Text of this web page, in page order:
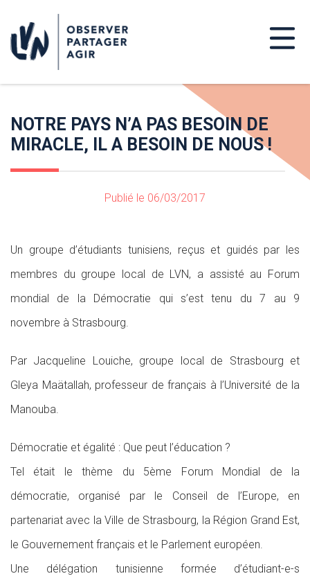
NOTRE PAYS N’A PAS BESOIN DE
MIRACLE, IL A BESOIN DE NOUS !
Publié le 06/03/2017
Un groupe d’étudiants tunisiens, reçus et guidés par les
membres du groupe local de LVN, a assisté au Forum
mondial de la Démocratie qui s’est tenu du 7 au 9
novembre à Strasbourg.
Par Jacqueline Louiche, groupe local de Strasbourg et
Gleya Maätallah, professeur de français à l’Université de la
Manouba.
Démocratie et égalité : Que peut l’éducation ?
Tel était le thème du 5ème Forum Mondial de la
démocratie, organisé par le Conseil de l’Europe, en
partenariat avec la Ville de Strasbourg, la Région Grand Est,
le Gouvernement français et le Parlement européen.
Une délégation tunisienne formée d’étudiant-e-s